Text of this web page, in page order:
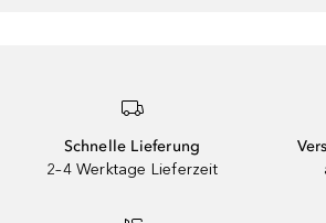
Schnelle Lieferung
2–4 Werktage Lieferzeit